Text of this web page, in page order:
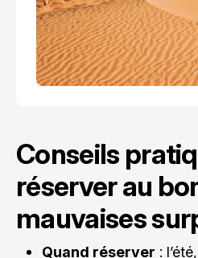
Conseils
réserver au
mauvaises
Quand réserver :